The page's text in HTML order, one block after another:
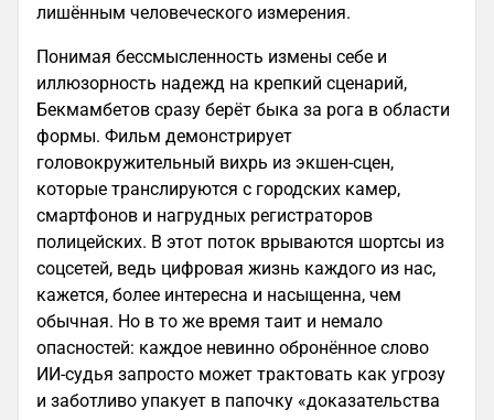
лишённым человеческого измерения.
Понимая бессмысленность измены себе и
иллюзорность надежд на крепкий сценарий,
Бекмамбетов сразу берёт быка за рога в области
формы. Фильм демонстрирует
головокружительный вихрь из экшен‑сцен,
которые транслируются с городских камер,
смартфонов и нагрудных регистраторов
полицейских. В этот поток врываются шортсы из
соцсетей, ведь цифровая жизнь каждого из нас,
кажется, более интересна и насыщенна, чем
обычная. Но в то же время таит и немало
опасностей: каждое невинно обронённое слово
ИИ‑судья запросто может трактовать как угрозу
и заботливо упакует в папочку «доказательства